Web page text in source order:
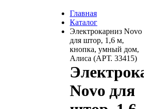
Главная
Каталог
Электрокарниз Novo
для штор, 1,6 м,
кнопка, умный дом,
Алиса (АРТ. 33415)
Novo для